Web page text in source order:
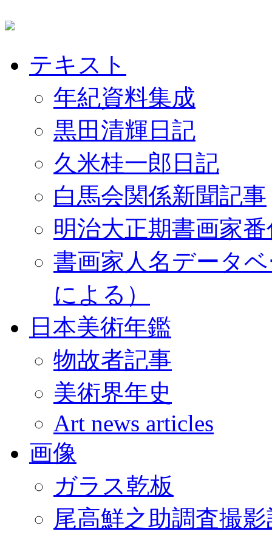
テキスト
年紀資料集成
黒田清輝日記
久米桂一郎日記
白馬会関係新聞記事
明治大正期書画家
書画家人名データ
による）
日本美術年鑑
物故者記事
美術界年史
Art news articles
画像
ガラス乾板
尾高鮮之助調査撮